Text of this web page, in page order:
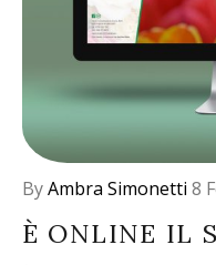
ByAmbra Simonetti 8
È ONLINE IL